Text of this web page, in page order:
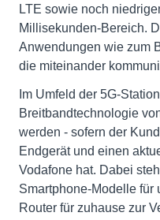
LTE sowie noch
Millisekunden-Bereich.
Anwendungen wie zum
die miteinander
Im Umfeld der 5G-
Breitbandtechnologie
werden - sofern der
Endgerät und einen
Vodafone hat. Dabei
Smartphone-Modelle für
Router für zuhause zur